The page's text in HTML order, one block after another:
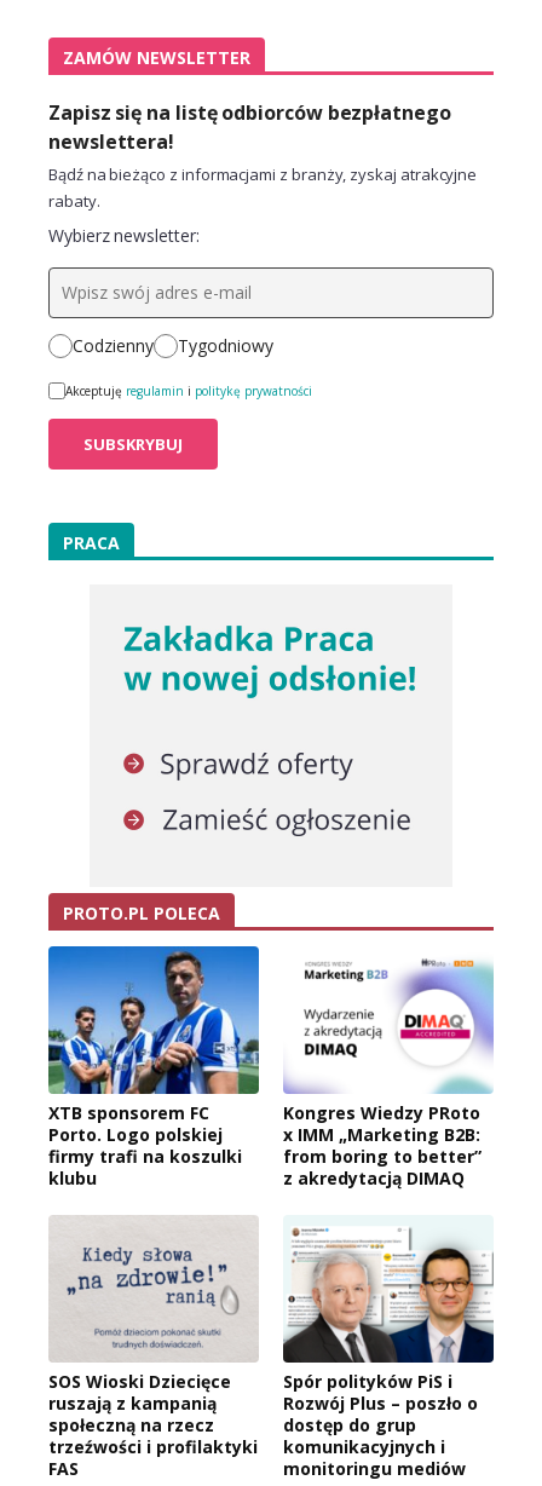
ZAMÓW NEWSLETTER
Zapisz się na listę odbiorców bezpłatnego
newslettera!
Bądź na bieżąco z informacjami z branży, zyskaj atrakcyjne
rabaty.
Wybierz newsletter:
Codzienny Tygodniowy
Akceptuję regulamin i politykę prywatności
PRACA
PROTO.PL POLECA
XTB sponsorem FC
Porto. Logo polskiej
firmy trafi na koszulki
klubu
Kongres Wiedzy PRoto
x IMM „Marketing B2B:
from boring to better”
z akredytacją DIMAQ
SOS Wioski Dziecięce
ruszają z kampanią
społeczną na rzecz
trzeźwości i profilaktyki
FAS
Spór polityków PiS i
Rozwój Plus – poszło o
dostęp do grup
komunikacyjnych i
monitoringu mediów